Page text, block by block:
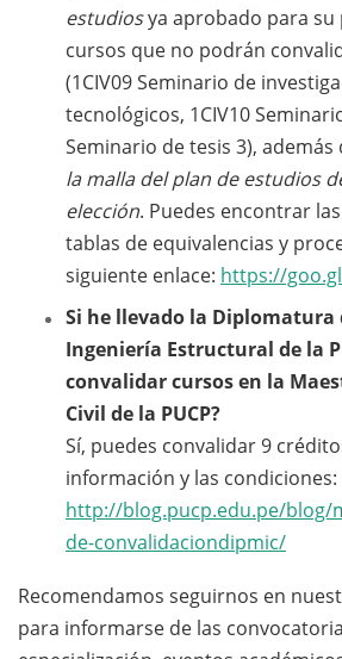
estudiosya aprobado para su
cursos que no podrán
(1CIV09 Seminario de
tecnológicos, 1CIV10
Seminario de tesis 3), además
la malla del plan de estudios
elección. Puedes encontrar
tablas de equivalencias y
siguiente enlace: https://
Si he llevado la Diplomatura
Ingeniería Estructural de la
convalidar cursos en la
Civil de la PUCP?
Sí, puedes convalidar 9
información y las condiciones:
http://blog.pucp.edu.pe/blog/
de-convalidaciondipmic/
Recomendamos seguirnos en
para informarse de las